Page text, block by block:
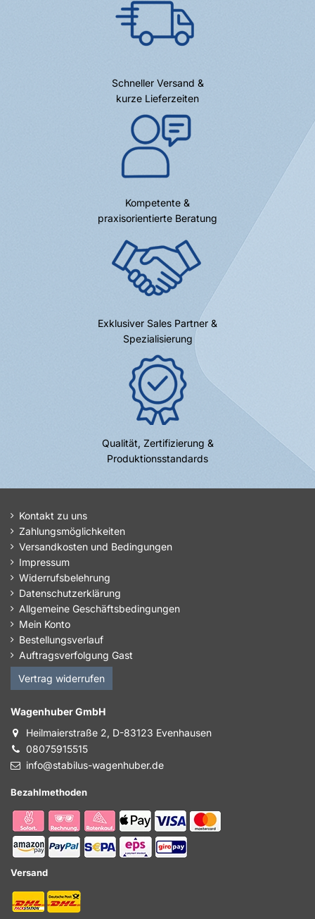
Schneller Versand &
kurze Lieferzeiten
Kompetente &
praxisorientierte Beratung
Exklusiver Sales Partner &
Spezialisierung
Qualität, Zertifizierung &
Produktionsstandards
Kontakt zu uns
Zahlungsmöglichkeiten
Versandkosten und Bedingungen
Impressum
Widerrufsbelehrung
Datenschutzerklärung
Allgemeine Geschäftsbedingungen
Mein Konto
Bestellungsverlauf
Auftragsverfolgung Gast
Vertrag widerrufen
Wagenhuber GmbH
Heilmaierstraße 2, D-83123 Evenhausen
08075915515
info@stabilus-wagenhuber.de
Bezahlmethoden
Versand